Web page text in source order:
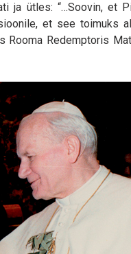
ja ütles: “…Soovin, et
et see toimuks
Redemptoris